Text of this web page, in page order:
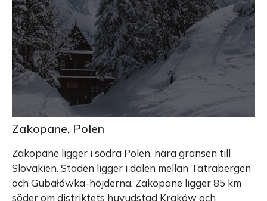
Zakopane, Polen
Zakopane ligger i södra Polen, nära gränsen till
Slovakien. Staden ligger i dalen mellan Tatrabergen
och Gubałówka-höjderna. Zakopane ligger 85 km
söder om distriktets huvudstad Kraków och